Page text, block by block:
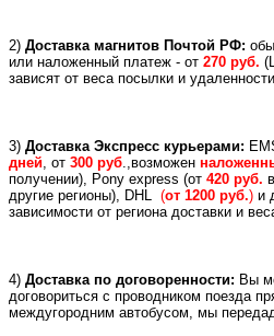
2) Доставка магнитов Почтой РФ:
или наложенный платеж - от 270 руб.
зависят от веса посылки и
3) Доставка Экспресс курьерами:
дней, от 300 руб.,возможен
получении), Pony express (от 420 руб.
другие регионы), DHL (от 1200 руб.) и
зависимости от региона доставки и
4) Доставка по договоренности: Вы
договориться с проводником поезда
междугородним автобусом, мы